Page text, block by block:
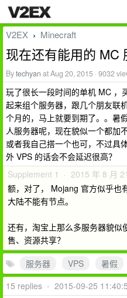
V2EX › Minecraft
现在还有能用的 MC
Bytechyan at Aug 20, 2015 · 9032
玩了很长一段时间的单机 MC ，
起来组个服务器，跟几个朋友联
个月的，马上就要到期了。。暑
人服务器呢，现在貌似一个都加
或者我自己搭一个也可，不过具
外 VPS 的话会不会延迟很高？
Supplement 1 · 2015 年 8 月
额，对了， Mojang 官方似乎也
大陆不能有节点。
还有，淘宝上那么多服务器貌似
售、资源共享？
服务器
VPS 暑假
15 replies • 2015-09-25